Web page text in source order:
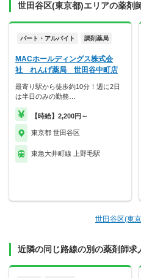
世田谷区(東京都)エリアの薬剤
パート・アルバイト 調剤薬局
MACホールディングス株式会
社 れんげ薬局 世田谷中町店
最寄り駅から徒歩約10分！週に2日
は半日のみの勤務…
【時給】2,200円～
東京都 世田谷区
東急大井町線 上野毛駅
世田谷区(東
近隣の同じ路線の別の薬剤師求